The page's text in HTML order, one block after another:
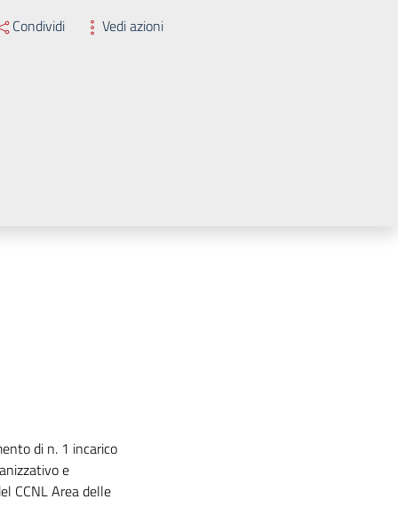
Condividi Vedi azioni
di n. 1 incarico
e
CCNL Area delle